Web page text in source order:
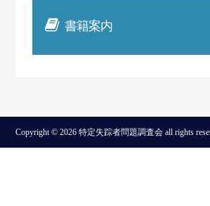
書籍案内
Copyright © 2026 特定失踪者問題調査会 all rights